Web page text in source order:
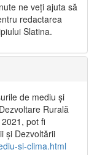
ne veți ajuta să
redactarea
Slatina.
de mediu și
Rurală
pot fi
și Dezvoltării
si-clima.html